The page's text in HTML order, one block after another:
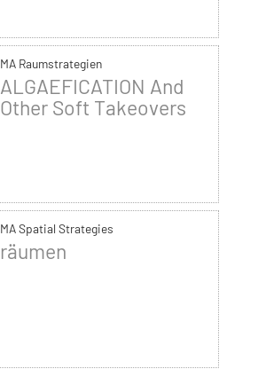
MA Raumstrategien
ALGAEFICATION And
Other Soft Takeovers
MA Spatial Strategies
räumen